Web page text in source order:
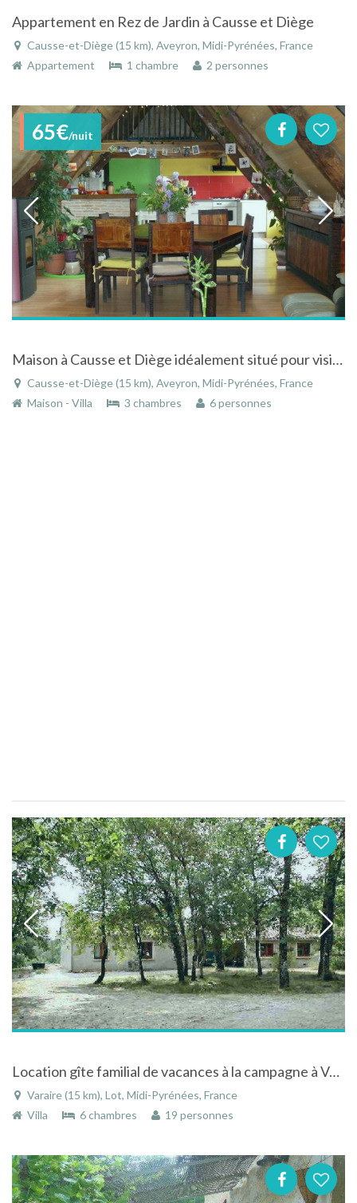
Appartement en Rez de Jardin à Causse et Diège
Causse-et-Diège (15 km), Aveyron, Midi-Pyrénées, France
Appartement
1 chambre 2 personnes
65€/nuit
Maison à Causse et Diège idéalement situé pour visiter l'Aveyron et le Lot
Causse-et-Diège (15 km), Aveyron, Midi-Pyrénées, France
Maison - Villa
3 chambres 6 personnes
Location gîte familial de vacances à la campagne à Varaire - Lot - Midi-Pyrénées
Varaire (15 km), Lot, Midi-Pyrénées, France
Villa
6 chambres 19 personnes